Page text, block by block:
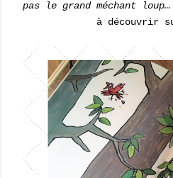
pas le grand méchant loup…
à découvrir